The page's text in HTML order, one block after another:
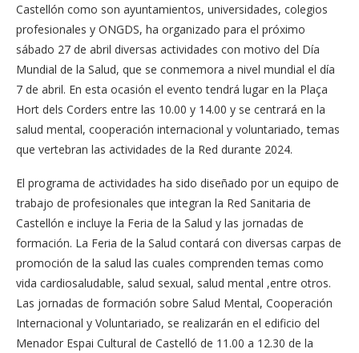
Castellón como son ayuntamientos, universidades, colegios
profesionales y ONGDS, ha organizado para el próximo
sábado 27 de abril diversas actividades con motivo del Día
Mundial de la Salud, que se conmemora a nivel mundial el día
7 de abril. En esta ocasión el evento tendrá lugar en la Plaça
Hort dels Corders entre las 10.00 y 14.00 y se centrará en la
salud mental, cooperación internacional y voluntariado, temas
que vertebran las actividades de la Red durante 2024.
El programa de actividades ha sido diseñado por un equipo de
trabajo de profesionales que integran la Red Sanitaria de
Castellón e incluye la Feria de la Salud y las jornadas de
formación. La Feria de la Salud contará con diversas carpas de
promoción de la salud las cuales comprenden temas como
vida cardiosaludable, salud sexual, salud mental ,entre otros.
Las jornadas de formación sobre Salud Mental, Cooperación
Internacional y Voluntariado, se realizarán en el edificio del
Menador Espai Cultural de Castelló de 11.00 a 12.30 de la